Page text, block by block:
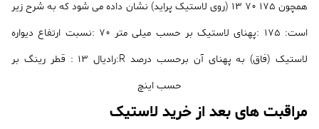
همچون 175 70 13 (روی لاستیک پراید) نشان داده می شود که به شرح زیر
است: 175 :پهنای لاستیک بر حسب میلی متر 70 :نسبت ارتفاع دیواره
لاستیک (فاق) به پهنای آن برحسب درصد R:رادیال 13 : قطر رینگ بر
حسب اینچ
مراقبت های بعد از خرید لاستیک